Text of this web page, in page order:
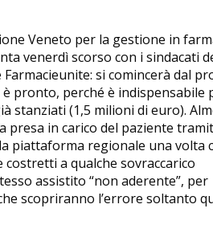
Veneto per la gestione in
venerdì scorso con i sindacati
si comincerà dal
pronto, perché è indispensabile
stanziati (1,5 milioni di euro).
presa in carico del paziente
piattaforma regionale una volta
a qualche sovraccarico
assistito “non aderente”, per
scopriranno l’errore soltanto